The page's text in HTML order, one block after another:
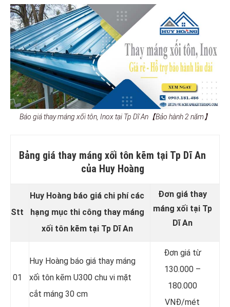
Báo giá thay máng xối tôn, Inox tại Tp Dĩ An【Bảo hành 2 năm】
Bảng giá thay máng xối tôn kẽm tại Tp Dĩ An
của Huy Hoàng
Stt
Huy Hoàng báo giá chi phí các
hạng mục thi công thay máng
xối tôn kẽm tại Tp Dĩ An
Đơn giá thay
máng xối tại Tp
Dĩ An
01
Huy Hoàng báo giá thay máng
xối tôn kẽm U300 chu vi mặt
cắt máng 30 cm
Đơn giá từ
130.000 –
180.000
VNĐ/mét